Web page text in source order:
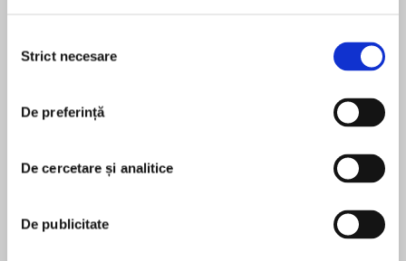
consimțământului
Strict necesare
De preferință
De cercetare și analitice
De publicitate
From the New York Times bestselling author of
The Last Bookshop in London comes a moving
new novel inspired by the true history of
Ava thought her job as a librarian at the Library
existence. But an unexpected offer from the US
pentru această carte
Madeline Martin is a New York Times, USA